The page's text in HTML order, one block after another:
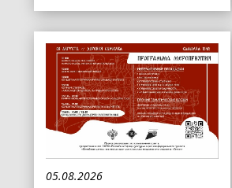
05.08.2026